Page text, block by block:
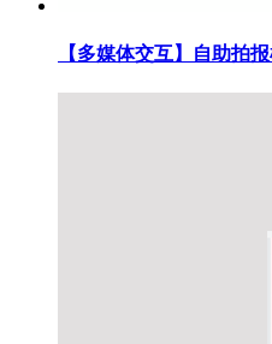
【多媒体交互】自助拍